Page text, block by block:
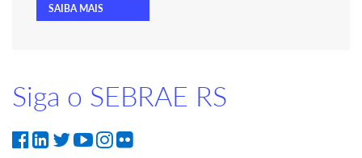
SAIBA MAIS
Siga o SEBRAE RS